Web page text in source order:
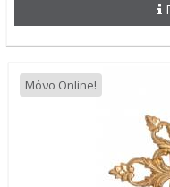
Μόνο Online!